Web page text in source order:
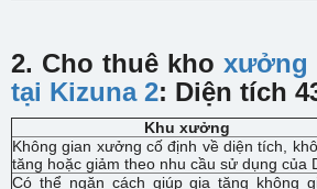
2. Cho thuê kho xưởng
tại Kizuna 2: Diện tích
Khu xưởng
Không gian xưởng cố định về diện tích,
tăng hoặc giảm theo nhu cầu sử dụng của
Có thể ngăn cách giúp gia tăng không